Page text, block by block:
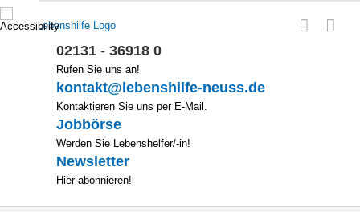
Zum
Inhalt
02131 - 36918 0
Rufen Sie uns an!
kontakt@lebenshilfe-neuss.de
Kontaktieren Sie uns per E-Mail.
Jobbörse
Werden Sie Lebenshelfer/-in!
Newsletter
Hier abonnieren!